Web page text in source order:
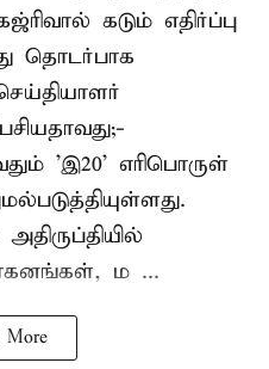
கடும் எதிர்ப்பு
தொடர்பாக
'இ20’ எரிபொருள்
ம ...
More